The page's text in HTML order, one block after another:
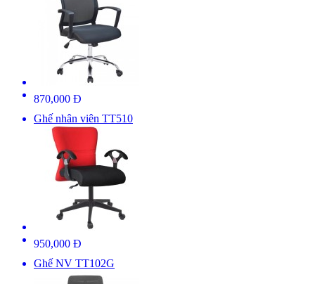
870,000 Đ
Ghế nhân viên TT510
950,000 Đ
Ghế NV TT102G